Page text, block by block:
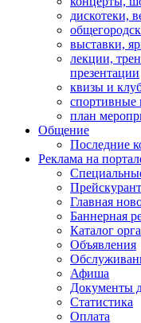
дискотеки,
выставки,
лекции,
презентации
квизы и
спортивные
план
Общение
Последние
Реклама на
Главная
Баннерная
Каталог
Объявления
Афиша
Документы
Статистика
Оплата